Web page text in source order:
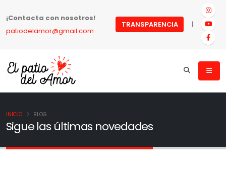
¡Contacta con nosotros!
patiodelamor@gmail.com
TRANSPARENCIA |
Sigue las últimas novedades
INICIO BLOG